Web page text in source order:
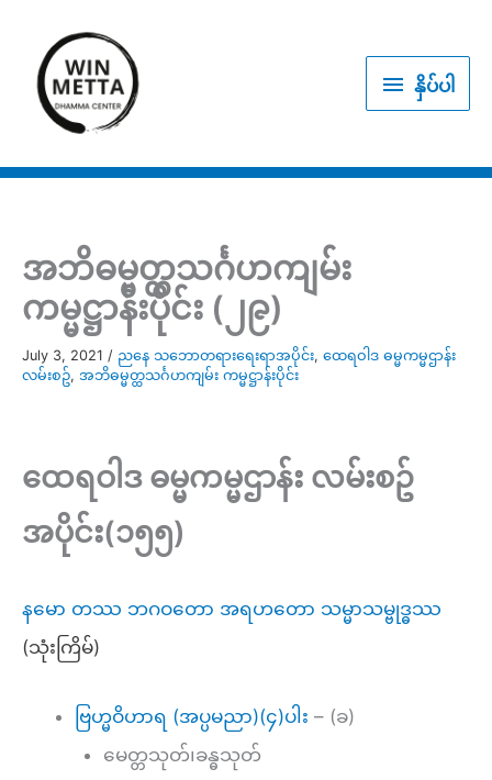
content
နှိပ် နှိပ်ပါ
အဘိဓမ္မတ္ထသင်္ဂဟကျမ်း
ကမ္မဋ္ဌာန်းပိုင်း (၂၉)
July 3, 2021 / ညနေ သဘောတရားရေးရာအပိုင်း, ထေရဝါဒ ဓမ္မကမ္မဌာန်း
လမ်းစဥ်, အဘိဓမ္မတ္ထသင်္ဂဟကျမ်း ကမ္မဋ္ဌာန်းပိုင်း
ထေရဝါဒ ဓမ္မကမ္မဌာန်း လမ်းစဥ်
အပိုင်း(၁၅၅)
နမော တဿ ဘဂဝတော အရဟတော သမ္မာသမ္ဗုဒ္ဓဿ
(သုံးကြိမ်)
ဗြဟ္မဝိဟာရ (အပ္ပမညာ)(၄)ပါး – (ခ)
မေတ္တသုတ်၊ခန္ဓသုတ်